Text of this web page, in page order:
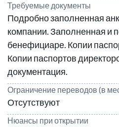
Требуемые документы
Подробно заполненная
компании. Заполненная и
бенефициаре. Копии
Копии паспортов
документация.
Ограничение переводов (в
Отсутствуют
Нюансы при открытии